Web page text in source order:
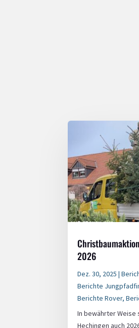
2026
Dez. 30, 2025 |
Berichte
Berichte Rover,
In bewährter
Hechingen auch